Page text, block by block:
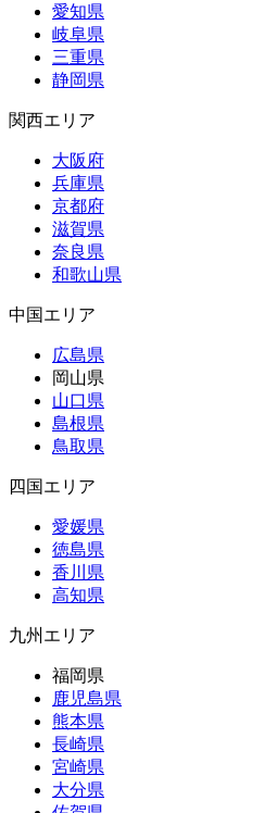
愛知県
岐阜県
三重県
静岡県
関西エリア
大阪府
兵庫県
京都府
滋賀県
奈良県
和歌山県
中国エリア
広島県
岡山県
山口県
島根県
鳥取県
四国エリア
愛媛県
徳島県
香川県
高知県
九州エリア
福岡県
鹿児島県
熊本県
長崎県
宮崎県
大分県